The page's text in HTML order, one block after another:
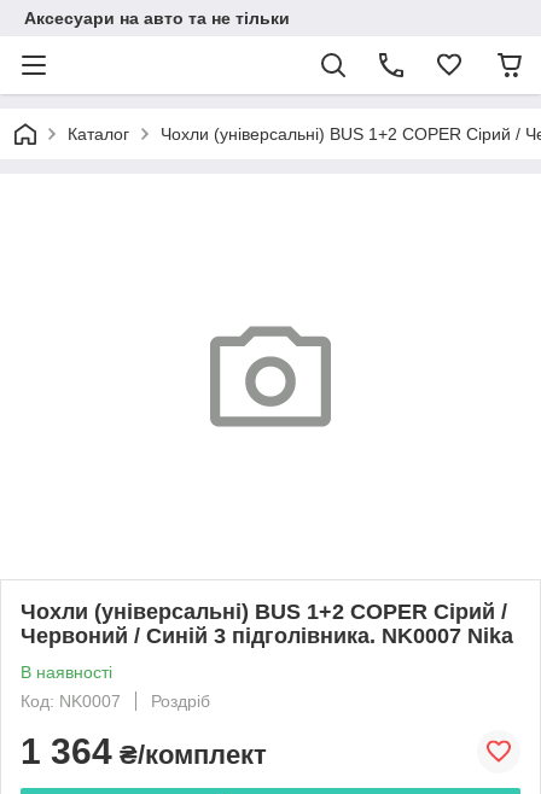
Аксесуари на авто та не тільки
Каталог Чохли (універсальні) BUS 1+2 COPER Сірий /
Чохли (універсальні) BUS 1+2 COPER Сірий /
Червоний / Синій 3 підголівника. NK0007 Nika
В наявності
Код: NK0007
Роздріб
1 364 ₴/комплект